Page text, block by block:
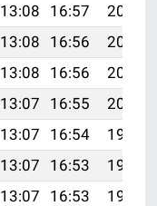
13:08 16:57
20:05
13:08 16:56
20:03
13:08 16:56
20:02
13:07 16:55
20:00
13:07 16:54
19:59
13:07 16:53
19:58
13:07 16:53
19:56